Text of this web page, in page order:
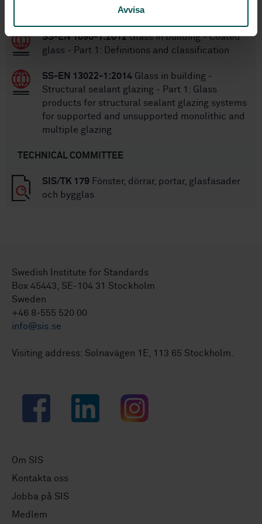
Avvisa
indoor air from glass products
SS-EN 1096-1:2012Glass in building - Coated
glass - Part 1: Definitions and classification
SS-EN 13022-1:2014 Glass in building -
Structural sealant glazing - Part 1: Glass
products for structural sealant glazing systems
for supported and unsupported monolithic and
multiple glazing
TECHNICAL COMMITTEE
SIS/TK 179 Fönster, dörrar, portar, glasfasader
och bygglas
Swedish Institute for Standards
Box 45443, SE-104 31 Stockholm
Sweden
+46 8-555 520 00
info@sis.se
Visiting address: Solnavägen 1E, 113 65 Stockholm.
Facebook LinkedIn Instagram
Om SIS
Kontakta oss
Jobba på SIS
Medlem